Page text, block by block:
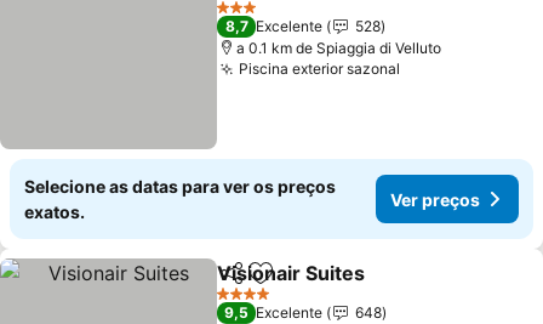
3 Estrelas
8,7 Excelente
528
a 0.1 km de Spiaggia di Velluto
Piscina exterior sazonal
Selecione as datas para ver os preços
exatos.
Ver preços
PartilharAdicionar aos favoritos
Visionair Suites
4 Estrelas
9,5 Excelente
648